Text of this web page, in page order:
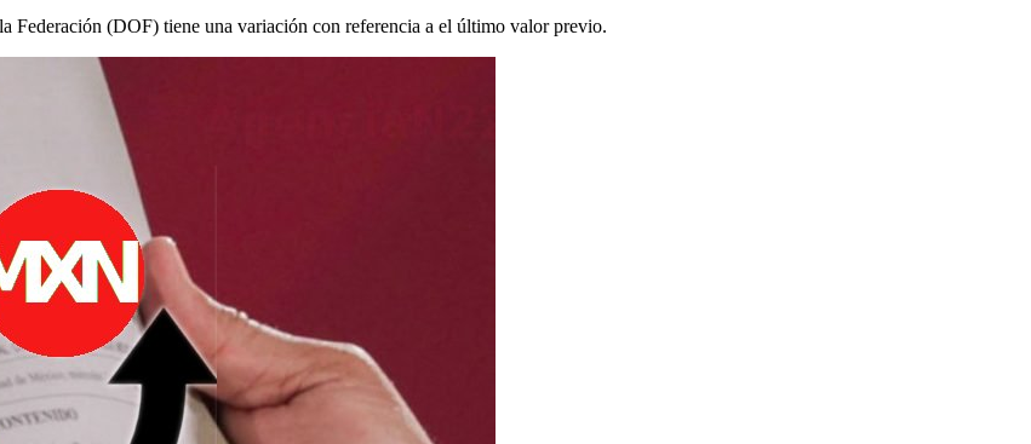
(DOF) tiene una variación con referencia a el último valor previo.